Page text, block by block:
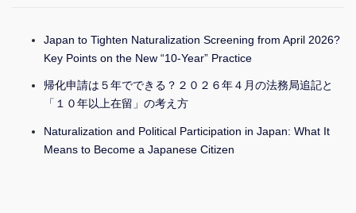
Japan to Tighten Naturalization Screening from April 2026?
Key Points on the New “10-Year” Practice
帰化申請は５年でできる？２０２６年４月の法務局追記と
「１０年以上在留」の考え方
Naturalization and Political Participation in Japan: What It
Means to Become a Japanese Citizen